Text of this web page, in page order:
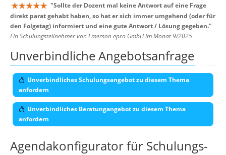
"Sollte der Dozent mal keine Antwort auf eine Frage
direkt parat gehabt haben, so hat er sich immer umgehend (oder für
den Folgetag) informiert und eine gute Antwort / Lösung gegeben."
Ein Schulungsteilnehmer von Emerson epro GmbH im Monat 9/2025
Unverbindliche Angebotsanfrage
Unverbindliches Schulungsangebot zu diesem Thema
anfordern
Unverbindliches Beratungangebot zu diesem Thema
anfordern
Agendakonfigurator für Schulungs-